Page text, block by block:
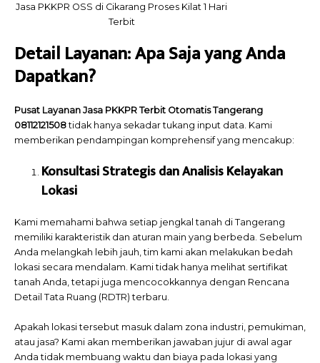
Jasa PKKPR OSS di Cikarang Proses Kilat 1 Hari
Terbit
Detail Layanan: Apa Saja yang Anda
Dapatkan?
Pusat Layanan Jasa PKKPR Terbit Otomatis Tangerang
08112121508tidak hanya sekadar tukang input data. Kami
memberikan pendampingan komprehensif yang mencakup:
Konsultasi Strategis dan Analisis Kelayakan
Lokasi
Kami memahami bahwa setiap jengkal tanah di Tangerang
memiliki karakteristik dan aturan main yang berbeda. Sebelum
Anda melangkah lebih jauh, tim kami akan melakukan bedah
lokasi secara mendalam. Kami tidak hanya melihat sertifikat
tanah Anda, tetapi juga mencocokkannya dengan Rencana
Detail Tata Ruang (RDTR) terbaru.
Apakah lokasi tersebut masuk dalam zona industri, pemukiman,
atau jasa? Kami akan memberikan jawaban jujur di awal agar
Anda tidak membuang waktu dan biaya pada lokasi yang